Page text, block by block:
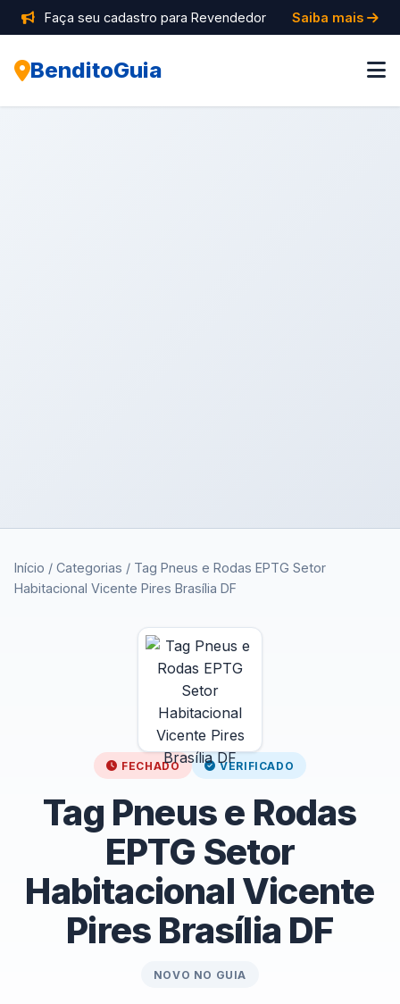
Faça seu cadastro para Revendedor Saiba mais
BenditoGuia
Início / Categorias / Tag Pneus e Rodas EPTG Setor
Habitacional Vicente Pires Brasília DF
FECHADO VERIFICADO
Tag Pneus e Rodas
EPTG Setor
Habitacional Vicente
Pires Brasília DF
NOVO NO GUIA